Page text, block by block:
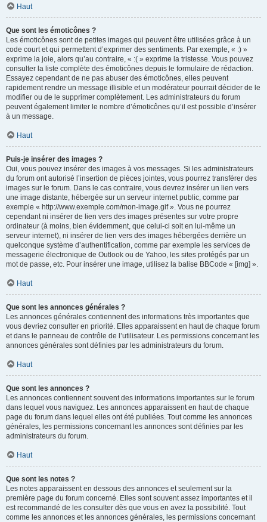
Haut
Que sont les émoticônes ?
Les émoticônes sont de petites images qui peuvent être utilisées grâce à un
code court et qui permettent d’exprimer des sentiments. Par exemple, « :) »
exprime la joie, alors qu’au contraire, « :( » exprime la tristesse. Vous pouvez
consulter la liste complète des émoticônes depuis le formulaire de rédaction.
Essayez cependant de ne pas abuser des émoticônes, elles peuvent
rapidement rendre un message illisible et un modérateur pourrait décider de le
modifier ou de le supprimer complètement. Les administrateurs du forum
peuvent également limiter le nombre d’émoticônes qu’il est possible d’insérer
à un message.
Haut
Puis-je insérer des images ?
Oui, vous pouvez insérer des images à vos messages. Si les administrateurs
du forum ont autorisé l’insertion de pièces jointes, vous pourrez transférer des
images sur le forum. Dans le cas contraire, vous devrez insérer un lien vers
une image distante, hébergée sur un serveur internet public, comme par
exemple « http://www.exemple.com/mon-image.gif ». Vous ne pourrez
cependant ni insérer de lien vers des images présentes sur votre propre
ordinateur (à moins, bien évidemment, que celui-ci soit en lui-même un
serveur internet), ni insérer de lien vers des images hébergées derrière un
quelconque système d’authentification, comme par exemple les services de
messagerie électronique de Outlook ou de Yahoo, les sites protégés par un
mot de passe, etc. Pour insérer une image, utilisez la balise BBCode « [img] ».
Haut
Que sont les annonces générales ?
Les annonces générales contiennent des informations très importantes que
vous devriez consulter en priorité. Elles apparaissent en haut de chaque forum
et dans le panneau de contrôle de l’utilisateur. Les permissions concernant les
annonces générales sont définies par les administrateurs du forum.
Haut
Que sont les annonces ?
Les annonces contiennent souvent des informations importantes sur le forum
dans lequel vous naviguez. Les annonces apparaissent en haut de chaque
page du forum dans lequel elles ont été publiées. Tout comme les annonces
générales, les permissions concernant les annonces sont définies par les
administrateurs du forum.
Haut
Que sont les notes ?
Les notes apparaissent en dessous des annonces et seulement sur la
première page du forum concerné. Elles sont souvent assez importantes et il
est recommandé de les consulter dès que vous en avez la possibilité. Tout
comme les annonces et les annonces générales, les permissions concernant